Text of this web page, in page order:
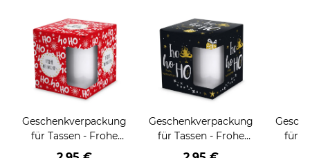
Geschenkverpackung
für Tassen - Frohe
Weihnachten - HO
Geschenkverpackung
für Tassen - Frohe
Weihnachten - HO
für